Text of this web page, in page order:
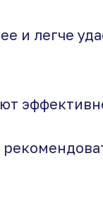
и легче